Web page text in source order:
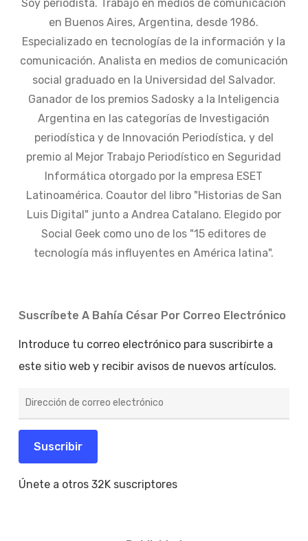
Soy periodista. Trabajo en medios de comunicación
en Buenos Aires, Argentina, desde 1986.
Especializado en tecnologías de la información y la
comunicación. Analista en medios de comunicación
social graduado en la Universidad del Salvador.
Ganador de los premios Sadosky a la Inteligencia
Argentina en las categorías de Investigación
periodística y de Innovación Periodística, y del
premio al Mejor Trabajo Periodístico en Seguridad
Informática otorgado por la empresa ESET
Latinoamérica. Coautor del libro "Historias de San
Luis Digital" junto a Andrea Catalano. Elegido por
Social Geek como uno de los "15 editores de
tecnología más influyentes en América latina".
Suscríbete A Bahía César Por Correo Electrónico
Introduce tu correo electrónico para suscribirte a
este sitio web y recibir avisos de nuevos artículos.
de
electrónico
Suscribir
Únete a otros 32K suscriptores